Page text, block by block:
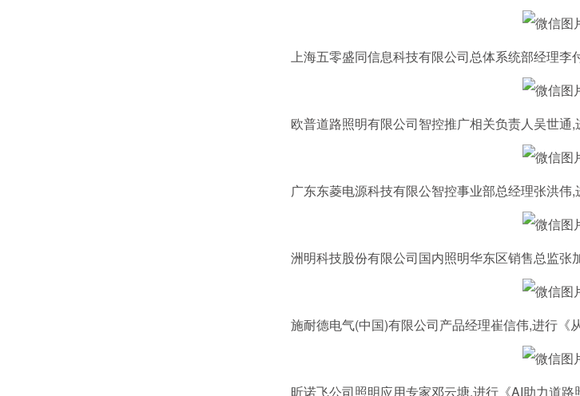
上海五零盛同信息科技有限公司总体系统部经理李
欧普道路照明有限公司智控推广相关负责人吴世通,
广东东菱电源科技有限公智控事业部总经理张洪伟,
洲明科技股份有限公司国内照明华东区销售总监张
施耐德电气(中国)有限公司产品经理崔信伟,进行《
昕诺飞公司照明应用专家邓云塘,进行《AI助力道路